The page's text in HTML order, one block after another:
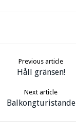
Previous article
Håll gränsen!
Next article
Balkongturistande